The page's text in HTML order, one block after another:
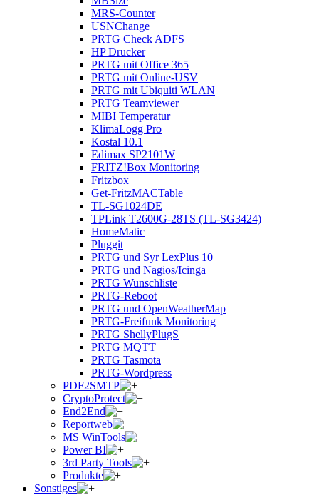
MRS-Counter
USNChange
PRTG Check ADFS
HP Drucker
PRTG mit Office 365
PRTG mit Online-USV
PRTG mit Ubiquiti WLAN
PRTG Teamviewer
MIBI Temperatur
KlimaLogg Pro
Kostal 10.1
Edimax SP2101W
FRITZ!Box Monitoring
Fritzbox
Get-FritzMACTable
TL-SG1024DE
TPLink T2600G-28TS (TL-SG3424)
HomeMatic
Pluggit
PRTG und Syr LexPlus 10
PRTG und Nagios/Icinga
PRTG Wunschliste
PRTG-Reboot
PRTG und OpenWeatherMap
PRTG-Freifunk Monitoring
PRTG ShellyPlugS
PRTG MQTT
PRTG Tasmota
PRTG-Wordpress
PDF2SMTP
CryptoProtect
End2End
Reportweb
MS WinTools
Power BI
3rd Party Tools
Produkte
Sonstiges